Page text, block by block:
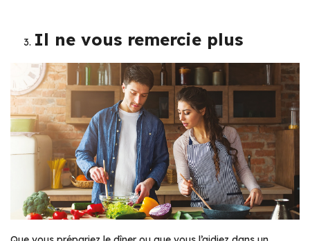
Il ne vous remercie plus